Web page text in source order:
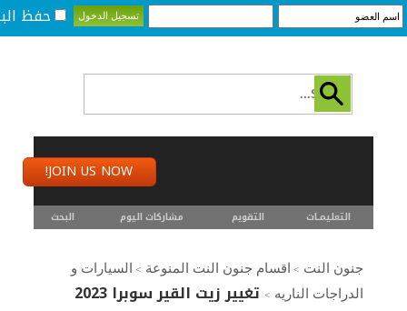
حفظ
JOIN US NOW!
التعليمـــات التقويم مشاركات اليوم البحث
جنون النت > اقسام جنون النت المنوعة >
السيارات و
الدراجات الناريه > تغيير زيت القير سوبرا 2023